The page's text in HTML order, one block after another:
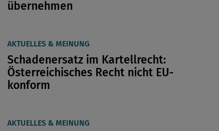
übernehmen
AKTUELLES & MEINUNG
Schadenersatz im Kartellrecht:
Österreichisches Recht nicht EU-
konform
AKTUELLES & MEINUNG